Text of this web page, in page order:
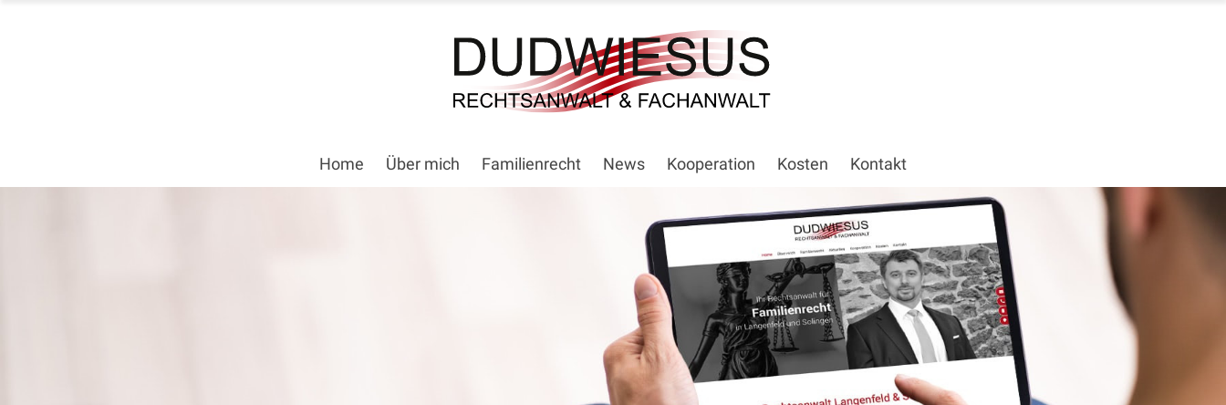
Home Über mich Familienrecht News Kooperation Kosten Kontakt